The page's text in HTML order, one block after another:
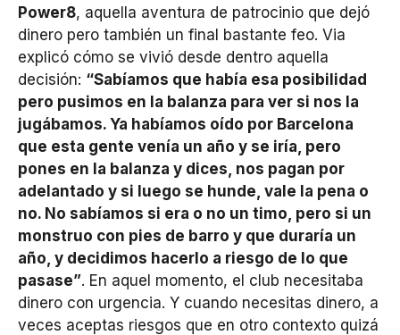
Power8, aquella aventura de patrocinio que dejó
dinero pero también un final bastante feo. Via
explicó cómo se vivió desde dentro aquella
decisión: “Sabíamos que había esa posibilidad
pero pusimos en la balanza para ver si nos la
jugábamos. Ya habíamos oído por Barcelona
que esta gente venía un año y se iría, pero
pones en la balanza y dices, nos pagan por
adelantado y si luego se hunde, vale la pena o
no. No sabíamos si era o no un timo, pero si un
monstruo con pies de barro y que duraría un
año, y decidimos hacerlo a riesgo de lo que
pasase”. En aquel momento, el club necesitaba
dinero con urgencia. Y cuando necesitas dinero, a
veces aceptas riesgos que en otro contexto quizá